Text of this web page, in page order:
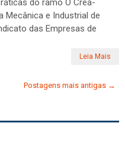
do ramo O Crea-
Mecânica e Industrial de
das Empresas de
Leia Mais
Postagens mais antigas →